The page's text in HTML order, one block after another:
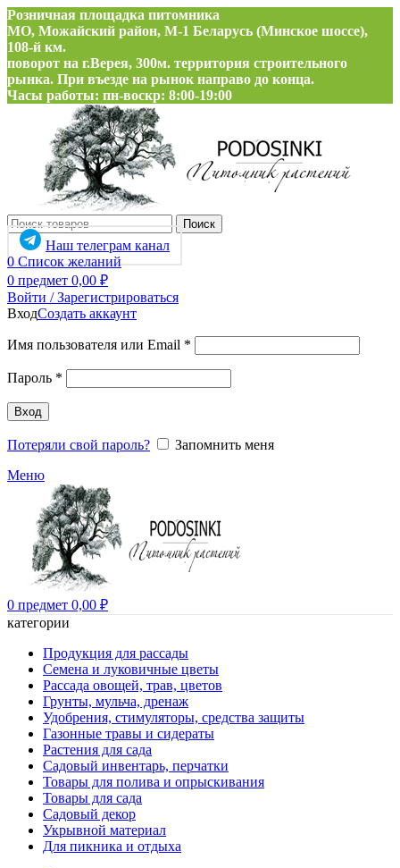
Розничная площадка питомника
МО, Можайский район, М-1 Беларусь (Минское шоссе),
108-й км.
поворот на г.Верея, 300м. территория строительного
рынка. При въезде на рынок направо до конца.
Часы работы: пн-воскр: 8:00-19:00
Поиск
Наш телеграм канал
0 Список желаний
0 предмет 0,00 ₽
Войти / Зарегистрироваться
ВходСоздать аккаунт
Имя пользователя или Email *
Пароль *
Вход
Потеряли свой пароль?
Запомнить меня
Меню
0 предмет 0,00 ₽
категории
Продукция для рассады
Семена и луковичные цветы
Рассада овощей, трав, цветов
Грунты, мульча, дренаж
Удобрения, стимуляторы, средства защиты
Газонные травы и сидераты
Растения для сада
Садовый инвентарь, перчатки
Товары для полива и опрыскивания
Товары для сада
Садовый декор
Укрывной материал
Для пикника и отдыха